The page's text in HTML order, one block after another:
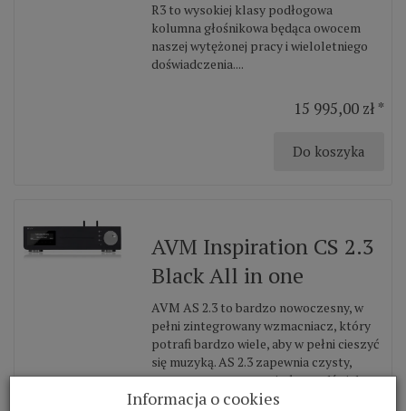
R3 to wysokiej klasy podłogowa
kolumna głośnikowa będąca owocem
naszej wytężonej pracy i wieloletniego
doświadczenia....
15 995,00 zł *
Do koszyka
AVM Inspiration CS 2.3
Black All in one
AVM AS 2.3 to bardzo nowoczesny, w
pełni zintegrowany wzmacniacz, który
potrafi bardzo wiele, aby w pełni cieszyć
się muzyką. AS 2.3 zapewnia czysty,
mocny, przestrzenny i płynny dźwięk
zarównow formatach analogowych, jak i
Informacja o cookies